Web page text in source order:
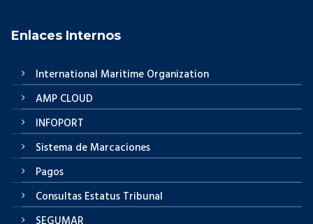
Enlaces Internos
International Maritime Organization
AMP CLOUD
INFOPORT
Sistema de Marcaciones
Pagos
Consultas Estatus Tribunal